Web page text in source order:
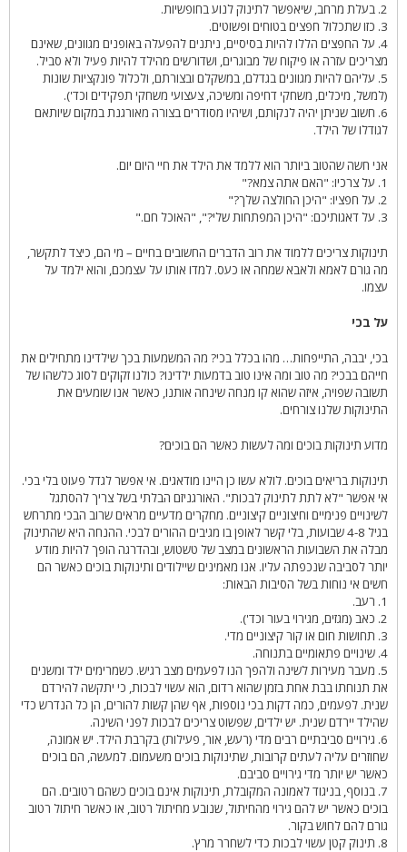
2. בעלת מרחב, שיאפשר לתינוק לנוע בחופשיות.
3. כזו שתכלול חפצים בטוחים ופשוטים.
4. על החפצים הללו להיות בסיסיים, ניתנים להפעלה באופנים מגוונים, שאינם
מצריכים עזרה או פיקוח של מבוגרים, ושדורשים מהילד להיות פעיל ולא סביל.
5. עליהם להיות מגוונים בגדלם, במשקלם ובצורתם, ולכלול פונקציות שונות
(למשל, מיכלים, משחקי דחיפה ומשיכה, צעצועי משחקי תפקידים וכד').
6. חשוב שניתן יהיה לנקותם, ושיהיו מסודרים בצורה מאורגנת במקום שיותאם
לגודלו של הילד.
אני חשה שהטוב ביותר הוא ללמד את הילד את חיי היום יום.
1. על צרכיו: "האם אתה צמא?"
2. על חפציו: "היכן החולצה שלך?"
3. על דאגותיכם: "היכן המפתחות שלי?", "האוכל חם."
תינוקות צריכים ללמוד את רוב הדברים החשובים בחיים – מי הם, כיצד לתקשר,
מה גורם לאמא ולאבא שמחה או כעס. למדו אותו על עצמכם, והוא ילמד על
עצמו.
על בכי
בכי, יבבה, התייפחות… מהו בכלל בכי? מה המשמעות בכך שילדינו מתחילים את
חייהם בבכי? מה טוב ומה אינו טוב בדמעות ילדינו? כולנו זקוקים לסוג כלשהו של
תשובה שפויה, איזה שהוא קו מנחה שינחה אותנו, כאשר אנו שומעים את
התינוקות שלנו צורחים.
מדוע תינוקות בוכים ומה לעשות כאשר הם בוכים?
תינוקות בריאים בוכים. לולא עשו כן היינו מודאגים. אי אפשר לגדל פעוט בלי בכי.
אי אפשר "לא לתת לתינוק לבכות". האורגניזם הבלתי בשל צריך להסתגל
לשינויים פנימיים וחיצוניים קיצוניים. מחקרים מדעיים מראים שרוב הבכי מתרחש
בגיל 4-8 שבועות, בלי קשר לאופן בו מגיבים ההורים לבכי. ההנחה היא שהתינוק
מבלה את השבועות הראשונים במצב של טשטוש, ובהדרגה הופך להיות מודע
יותר לסביבה שנכפתה עליו. אנו מאמינים שיילודים ותינוקות בוכים כאשר הם
חשים אי נוחות בשל הסיבות הבאות:
1. רעב.
2. כאב (מגזים, מגירוי בעור וכד').
3. תחושות חום או קור קיצוניים מדי.
4. שינויים פתאומיים בתנוחה.
5. מעבר מעירות לשינה ולהפך הנו לפעמים מצב רגיש. כשמרימים ילד ומשנים
את תנוחתו בבת אחת בזמן שהוא רדום, הוא עשוי לבכות, כי יתקשה להירדם
שנית. לפעמים, כמה דקות בכי נוספות, אף שהן קשות להורים, הן כל הנדרש כדי
שהילד יירדם שנית. יש ילדים, שפשוט צריכים לבכות לפני השינה.
6. גירויים סביבתיים רבים מדי (רעש, אור, פעילות) בקרבת הילד. יש אמונה,
שחוזרים עליה לעתים קרובות, שתינוקות בוכים משעמום. למעשה, הם בוכים
כאשר יש יותר מדי גירויים סביבם.
7. בנוסף, בניגוד לאמונה המקובלת, תינוקות אינם בוכים כשהם רטובים. הם
בוכים כאשר יש להם גירוי מהחיתול, שנובע מחיתול רטוב, או כאשר חיתול רטוב
גורם להם לחוש בקור.
8. תינוק קטן עשוי לבכות כדי לשחרר מרץ.